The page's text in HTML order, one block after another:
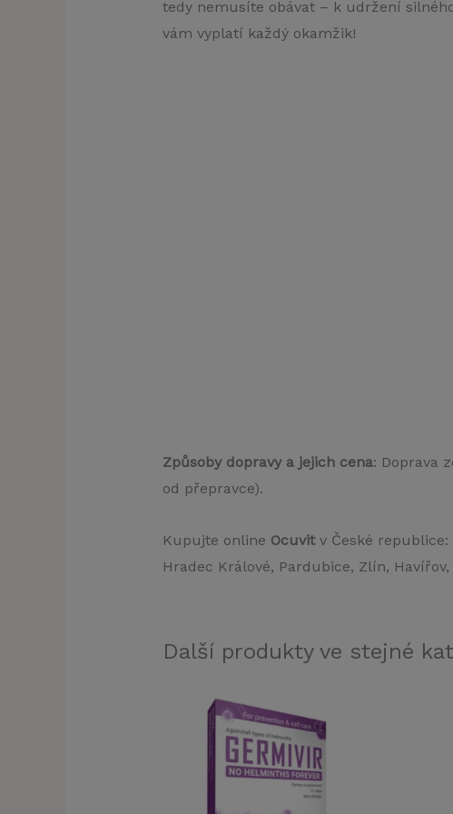
tedy nemusíte obávat – k udržení
vám vyplatí každý okamžik!
Způsoby dopravy a jejich cena: Doprava
od přepravce).
Kupujte online Ocuvitv České republice:
Hradec Králové, Pardubice, Zlín,
Další produkty ve stejné